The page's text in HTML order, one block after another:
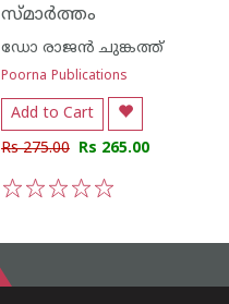
സ്മാര്‍ത്തം
ഡോ രാജ‌ന്‍ ചുങ്കത്ത്
Poorna Publications
Add to Cart
Rs 275.00 Rs 265.00